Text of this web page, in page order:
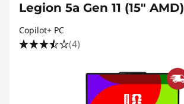
Legion 5a Gen 11 (15" AMD)
Copilot+ PC
(4)